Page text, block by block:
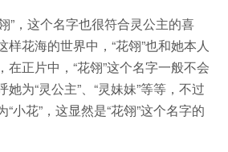
”，这个名字也很符合灵公主的喜
花海的世界中，“花翎”也和她本人
在正片中，“花翎”这个名字一般不会
为“灵公主”、“灵妹妹”等等，不过
小花”，这显然是“花翎”这个名字的